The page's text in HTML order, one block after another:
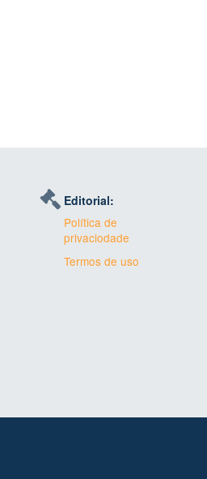
Editorial:
Política de
privaciodade
Termos de uso